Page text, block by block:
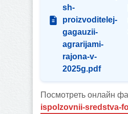
sh-
proizvoditelej-
gagauzii-
agrarijami-
rajona-v-
2025g.pdf
Посмотреть онлайн
ispolzovnii-sredstva-